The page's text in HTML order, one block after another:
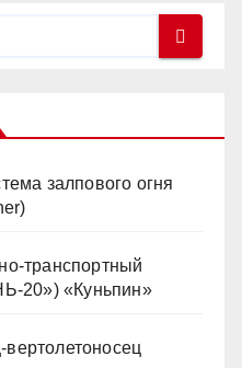
залпового огня
транспортный
20») «Куньпин»